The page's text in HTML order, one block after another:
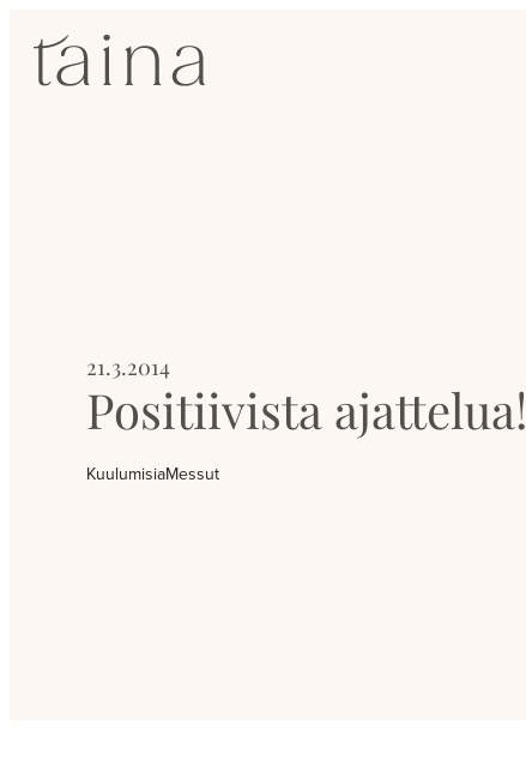
suoraan
SisustusTaina
21.3.2014
Positiivista ajattelua!
KuulumisiaMessut